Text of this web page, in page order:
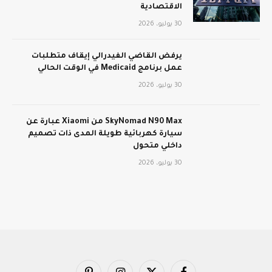
الاقتصادية
30 يوليو، 2026
يرفض القاضي الفيدرالي إيقاف متطلبات
عمل برنامج Medicaid في الوقت الحالي
30 يوليو، 2026
SkyNomad N90 Max من Xiaomi عبارة عن
سيارة كهربائية طويلة المدى ذات تصميم
داخلي متحول
30 يوليو، 2026